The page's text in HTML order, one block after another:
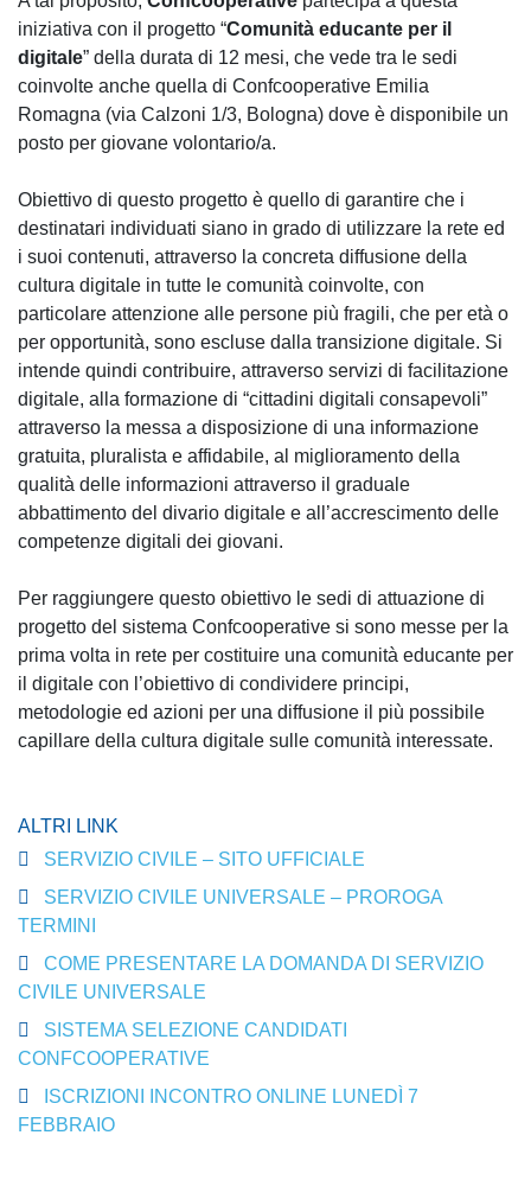
iniziativa con il progetto “Comunità educante per il
digitale” della durata di 12 mesi, che vede tra le sedi
coinvolte anche quella di Confcooperative Emilia
Romagna (via Calzoni 1/3, Bologna) dove è disponibile un
posto per giovane volontario/a.
Obiettivo di questo progetto è quello di garantire che i
destinatari individuati siano in grado di utilizzare la rete ed
i suoi contenuti, attraverso la concreta diffusione della
cultura digitale in tutte le comunità coinvolte, con
particolare attenzione alle persone più fragili, che per età o
per opportunità, sono escluse dalla transizione digitale. Si
intende quindi contribuire, attraverso servizi di facilitazione
digitale, alla formazione di “cittadini digitali consapevoli”
attraverso la messa a disposizione di una informazione
gratuita, pluralista e affidabile, al miglioramento della
qualità delle informazioni attraverso il graduale
abbattimento del divario digitale e all’accrescimento delle
competenze digitali dei giovani.
Per raggiungere questo obiettivo le sedi di attuazione di
progetto del sistema Confcooperative si sono messe per la
prima volta in rete per costituire una comunità educante per
il digitale con l’obiettivo di condividere principi,
metodologie ed azioni per una diffusione il più possibile
capillare della cultura digitale sulle comunità interessate.
ALTRI LINK
SERVIZIO CIVILE – SITO UFFICIALE
SERVIZIO CIVILE UNIVERSALE – PROROGA
TERMINI
COME PRESENTARE LA DOMANDA DI SERVIZIO
CIVILE UNIVERSALE
SISTEMA SELEZIONE CANDIDATI
CONFCOOPERATIVE
ISCRIZIONI INCONTRO ONLINE LUNEDÌ 7
FEBBRAIO